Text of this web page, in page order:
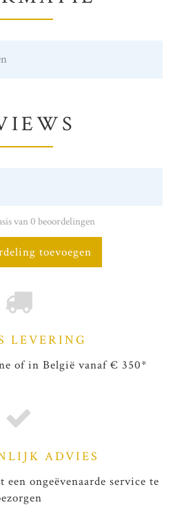
van 0 beoordelingen
toevoegen
LEVERING
of in België vanaf € 350*
ADVIES
ongeëvenaarde service te